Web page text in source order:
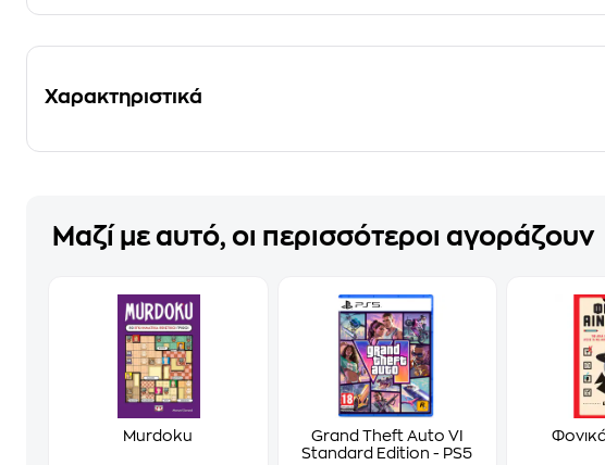
Χαρακτηριστικά
Μαζί με αυτό, οι περισσότεροι αγοράζουν
Murdoku
Grand Theft Auto VI
Standard Edition - PS5